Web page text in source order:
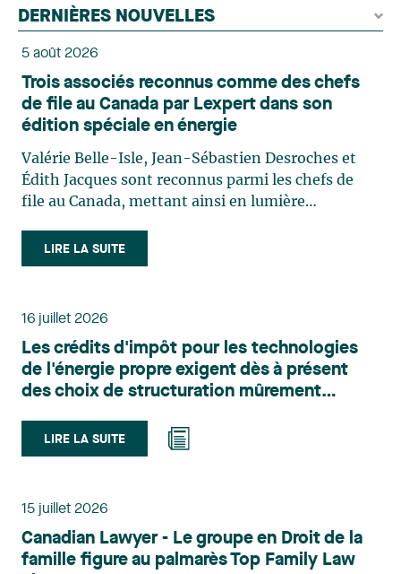
DERNIÈRES NOUVELLES
5 août 2026
Trois associés reconnus comme des chefs
de file au Canada par Lexpert dans son
édition spéciale en énergie
Valérie Belle-Isle, Jean-Sébastien Desroches et
Édith Jacques sont reconnus parmi les chefs de
file au Canada, mettant ainsi en lumière
le domaine du droit des technologies. Valérie
Belle-Isle est associée au sein du groupe de droit
principalement sur le droit de l’environnement,
du territoire. Elle conseille et représente une
clientèle publique et privée dans le cadre d’enjeux
touchant notamment les obligations
et de permis, l’application et la contestation de
règlements d’urbanisme, ainsi que les dossiers
municipalités dans la validation juridique de leurs
Reconnue pour son approche à la fois stratégique
et pratique, elle intervient aussi en matière de
LIRE LA SUITE
16 juillet 2026
Les crédits d'impôt pour les technologies
de l'énergie propre exigent dès à présent
des choix de structuration mûrement
LIRE LA SUITE
15 juillet 2026
Canadian Lawyer - Le groupe en Droit de la
famille figure au palmarès Top Family Law